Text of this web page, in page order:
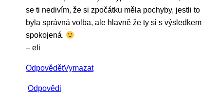
se ti nedivím, že si zpočátku měla pochyby, jestli to
byla správná volba, ale hlavně že ty si s výsledkem
spokojená.
– eli
OdpovědětVymazat
Odpovědi